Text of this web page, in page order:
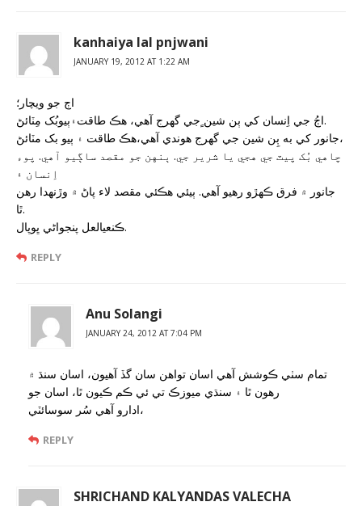
kanhaiya lal pnjwani
JANUARY 19, 2012 AT 1:22 AM
اڄ جو ويچار؛
اڄُ جي اِنسان کي ٻن شين ٍجي گهرج آهي، هڪ طاقت۽ٻيوبُک مِٽائڻ.
جانور کي به ٻِن شين جي گهرج هوندي آهي،هڪ طاقت ۽ ٻيو بک مٽائڻ،
چاهي بُک پيٽ جي هجي يا شرير جي. ٻنهن جو مقصد ساڳيو آهي. پوء
اِنسان ۽
جانور ۾ فرق ڪهڙو رهيو آهي. ٻيئي هڪئي مقصد لاء پاڻ ۾ وڙنهدا رهن
ٿا.
ڪنعيالعل پنجواڻي ڀوپال.
REPLY
Anu Solangi
JANUARY 24, 2012 AT 7:04 PM
تمام سٺي ڪوشش آهي اسان تواهن سان گڏ آهيون، اسان سنڌ ۾
رهون ٿا ۽ سنڌي ميوزڪ تي ئي ڪم ڪيون ٿا، اسان جو
ادارو آهي سُر سوسائٽي،
REPLY
SHRICHAND KALYANDAS VALECHA